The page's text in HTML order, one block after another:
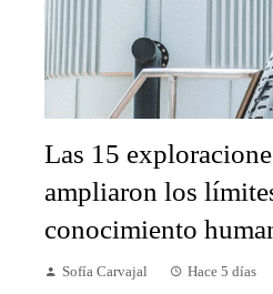
Las 15
ampliaron los
conocimiento
Sofía Carvajal Hace 5 días